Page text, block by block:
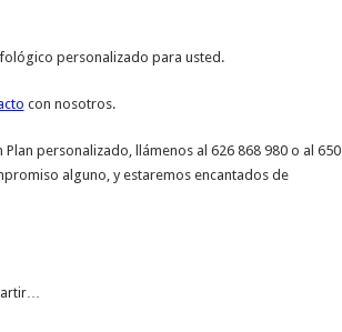
personalizado para usted.
con nosotros.
personalizado, llámenos al 626 868 980 o al 650
alguno, y estaremos encantados de